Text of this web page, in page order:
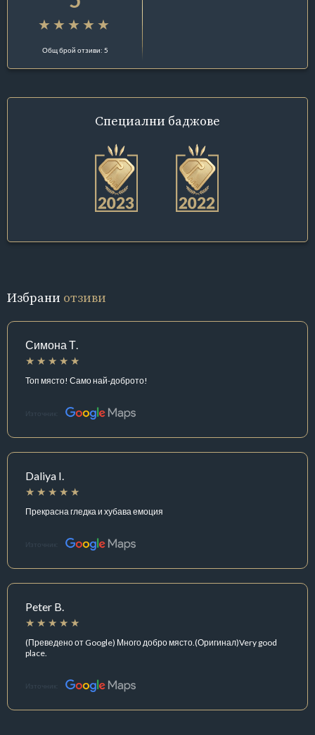
Общ брой отзиви: 5
Специални баджове
Избрани отзиви
Симона Т.
Топ място! Само най-доброто!
Източник:
Daliya I.
Прекрасна гледка и хубава емоция
Източник:
Peter B.
(Преведено от Google) Много добро място.(Оригинал)Very good
place.
Източник: